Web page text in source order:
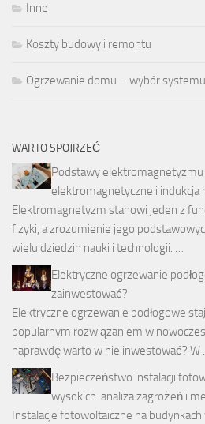
Inne
Koszty budowy i remontu
Ogrzewanie domu – wybór systemu
WARTO SPOJRZEĆ
Podstawy elektromagnetyzmu
elektromagnetyczne i indukcja
Elektromagnetyzm stanowi jeden z
fizyki, a zrozumienie jego
wielu dziedzin nauki i technologii. …
Elektryczne ogrzewanie
zainwestować?
Elektryczne ogrzewanie podłogowe
popularnym rozwiązaniem w
naprawdę warto w nie inwestować? W
Bezpieczeństwo instalacji
wysokich: analiza zagrożeń i
Instalacje fotowoltaiczne na